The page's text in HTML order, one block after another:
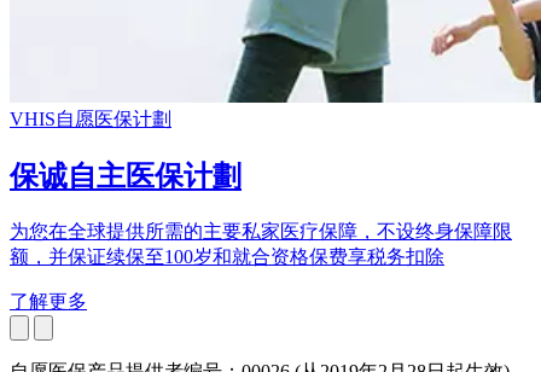
VHIS自愿医保计劃
保诚自主医保计劃
为您在全球提供所需的主要私家医疗保障，不设终身保障限
额，并保证续保至100岁和就合资格保费享税务扣除
了解更多